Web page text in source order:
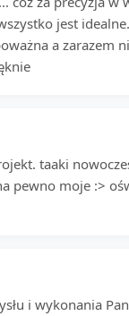
jest
a zarazem
taaki
pewno moje :>
i wykonania